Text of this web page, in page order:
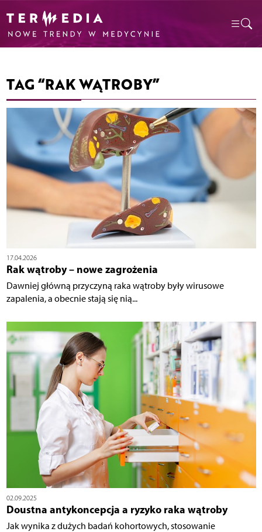
TAG “RAK WĄTROBY”
17.04.2026
Rak wątroby – nowe zagrożenia
Dawniej główną przyczyną raka wątroby były wirusowe
zapalenia, a obecnie stają się nią...
02.09.2025
Doustna antykoncepcja a ryzyko raka wątroby
Jak wynika z dużych badań kohortowych, stosowanie